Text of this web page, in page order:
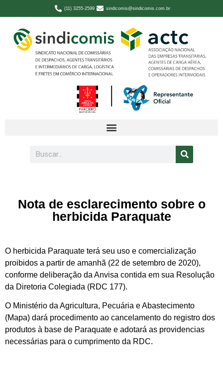
(11) 3255-2599 sindicomis@sindicomis.com.br
Nota de esclarecimento sobre o
herbicida Paraquate
O herbicida Paraquate terá seu uso e comercialização
proibidos a partir de amanhã (22 de setembro de 2020),
conforme deliberação da Anvisa contida em sua Resolução
da Diretoria Colegiada (RDC 177).
O Ministério da Agricultura, Pecuária e Abastecimento
(Mapa) dará procedimento ao cancelamento do registro dos
produtos à base de Paraquate e adotará as providencias
necessárias para o cumprimento da RDC.